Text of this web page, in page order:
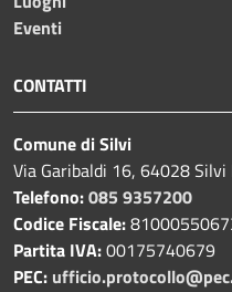
Eventi
CONTATTI
Comune di Silvi
Via Garibaldi 16, 64028 Silvi
Telefono:085 9357200
Codice Fiscale:
Partita IVA:00175740679
PEC: